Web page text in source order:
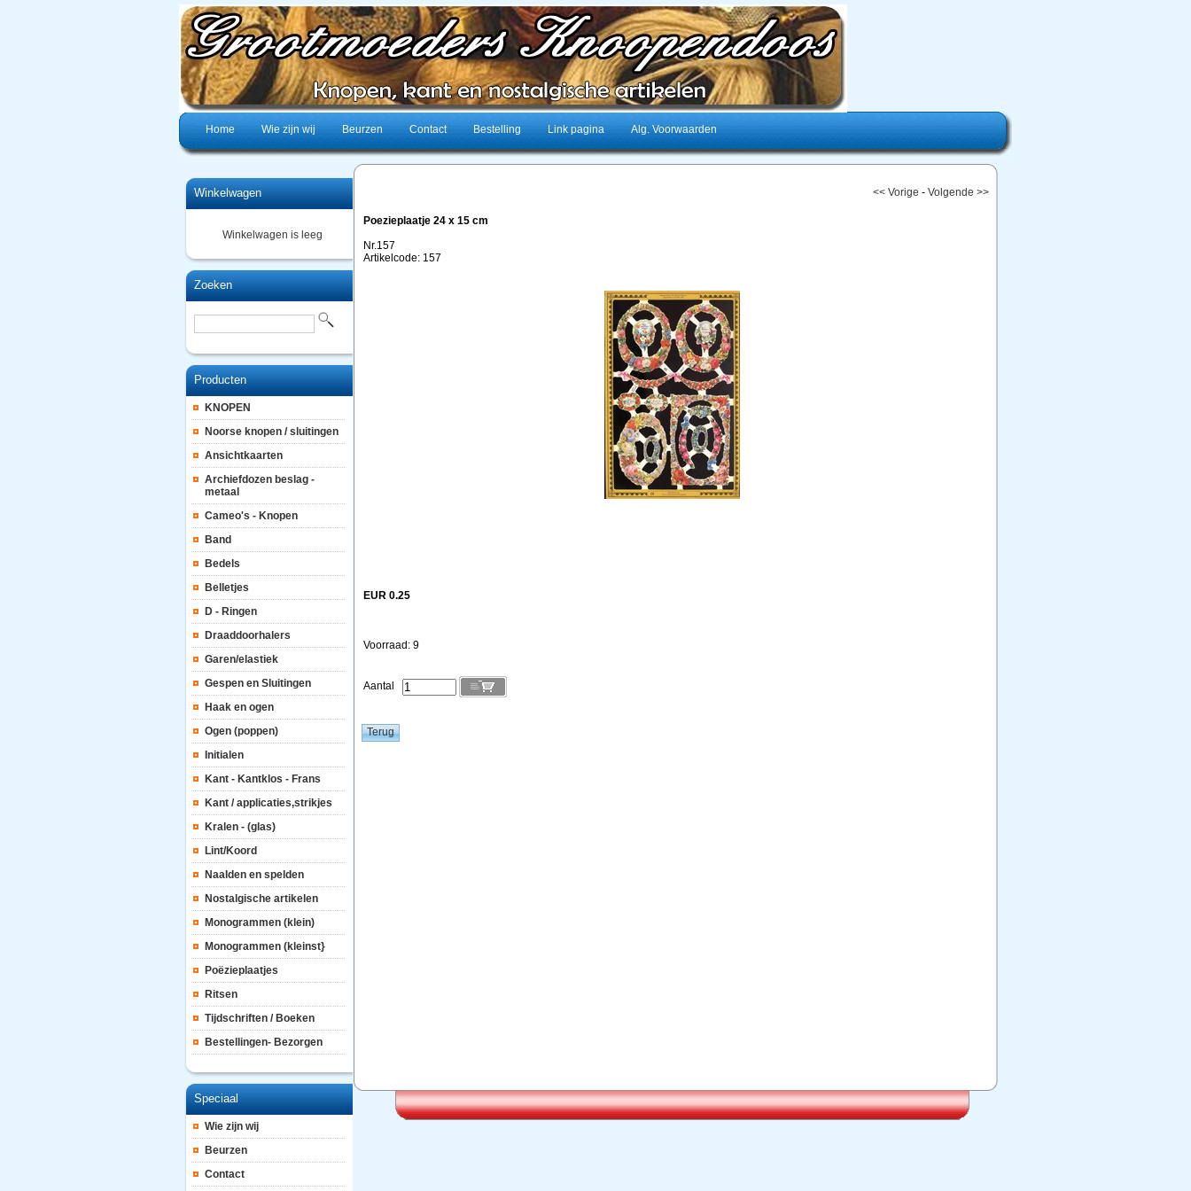
Home Wie zijn wij Beurzen Contact Bestelling Link pagina Alg. Voorwaarden
Winkelwagen
Winkelwagen is leeg
Zoeken
Producten
KNOPEN
Noorse knopen / sluitingen
Ansichtkaarten
Archiefdozen beslag -
metaal
Cameo's - Knopen
Band
Bedels
Belletjes
D - Ringen
Draaddoorhalers
Garen/elastiek
Gespen en Sluitingen
Haak en ogen
Ogen (poppen)
Initialen
Kant - Kantklos - Frans
Kant / applicaties,strikjes
Kralen - (glas)
Lint/Koord
Naalden en spelden
Nostalgische artikelen
Monogrammen (klein)
Monogrammen (kleinst}
Poëzieplaatjes
Ritsen
Tijdschriften / Boeken
Bestellingen- Bezorgen
Speciaal
Wie zijn wij
Beurzen
Contact
<< Vorige - Volgende >>
Poezieplaatje 24 x 15 cm
Nr.157
Artikelcode: 157
EUR 0.25
Voorraad: 9
Aantal